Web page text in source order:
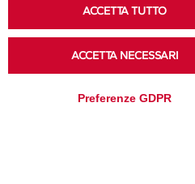
ACCETTA TUTTO
ACCETTA NECESSARI
Preferenze GDPR